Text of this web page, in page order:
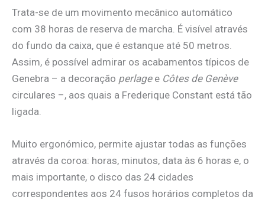
Trata-se de um movimento mecânico automático
com 38 horas de reserva de marcha. É visível através
do fundo da caixa, que é estanque até 50 metros.
Assim, é possível admirar os acabamentos típicos de
Genebra – a decoração perlagee Côtes de Genève
circulares –, aos quais a Frederique Constant está tão
ligada.
Muito ergonómico, permite ajustar todas as funções
através da coroa: horas, minutos, data às 6 horas e, o
mais importante, o disco das 24 cidades
correspondentes aos 24 fusos horários completos da